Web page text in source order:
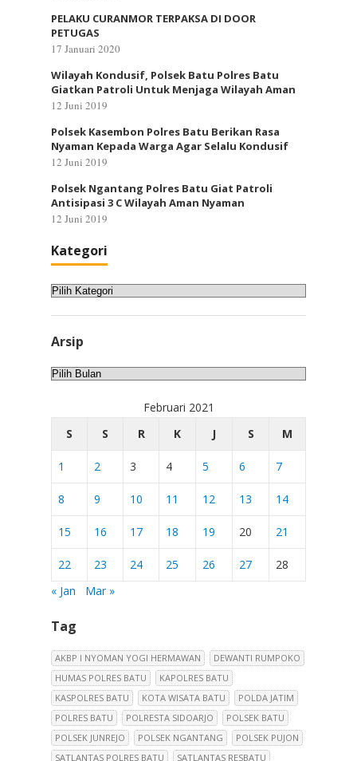
PELAKU CURANMOR TERPAKSA DI DOOR
PETUGAS
17 Januari 2020
Wilayah Kondusif, Polsek Batu Polres Batu
Giatkan Patroli Untuk Menjaga Wilayah Aman
12 Juni 2019
Polsek Kasembon Polres Batu Berikan Rasa
Nyaman Kepada Warga Agar Selalu Kondusif
12 Juni 2019
Polsek Ngantang Polres Batu Giat Patroli
Antisipasi 3 C Wilayah Aman Nyaman
12 Juni 2019
Kategori
Kategori
Arsip
Arsip
Februari 2021
S
S R K J S M
1 2 3 4 5 6 7
8 9 10 11 12 13 14
15 16 17 18 19 20 21
22 23 24 25 26 27
28
« Jan
Mar »
Tag
AKBP I NYOMAN YOGI HERMAWAN
DEWANTI RUMPOKO
HUMAS POLRES BATU
KAPOLRES BATU
KASPOLRES BATU
KOTA WISATA BATU
POLDA JATIM
POLRES BATU
POLRESTA SIDOARJO
POLSEK BATU
POLSEK JUNREJO
POLSEK NGANTANG
POLSEK PUJON
SATLANTAS POLRES BATU
SATLANTAS RESBATU